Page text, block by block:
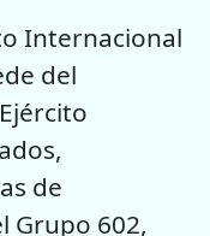
Internacional
del
de
Grupo 602,